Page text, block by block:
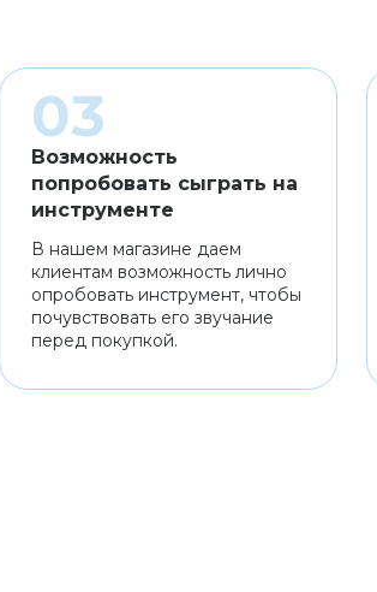
Возможность
попробовать сыграть на
инструменте
В нашем магазине даем
клиентам возможность лично
опробовать инструмент, чтобы
почувствовать его звучание
перед покупкой.